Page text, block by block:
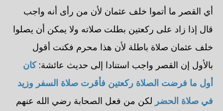
أي القصر ما أتموا خلف عثمان لأن من رأى أنه واجب
قال إذا زاد على ركعتين بطلت صلاته ولا يمكن أن يصلوا
خلف عثمان صلاة باطلة لأن هذا محرم فكنت أقول
بالأول إن القصر واجب استنادا إلى حديث عائشة:كان
أول ما فرضت الصلاة ركعتين فأقرت صلاة السفر وزيد
في صلاة الحضر لكن من فعل الصحابة رضي الله عنهم